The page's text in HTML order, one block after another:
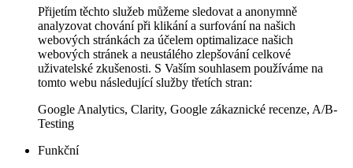
Přijetím těchto služeb můžeme sledovat a anonymně
analyzovat chování při klikání a surfování na našich
webových stránkách za účelem optimalizace našich
webových stránek a neustálého zlepšování celkové
uživatelské zkušenosti. S Vaším souhlasem používáme na
tomto webu následující služby třetích stran:
Google Analytics, Clarity, Google zákaznické recenze, A/B-
Testing
Funkční